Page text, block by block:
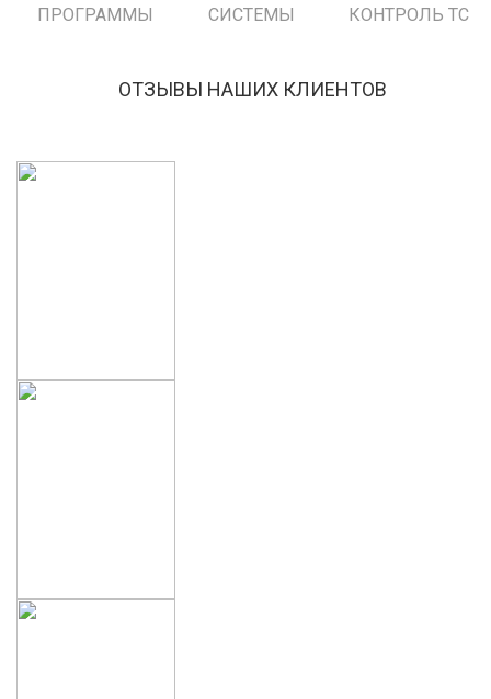
ПРОГРАММЫ
СИСТЕМЫ
КОНТРОЛЬ ТС
ОТЗЫВЫ НАШИХ КЛИЕНТОВ